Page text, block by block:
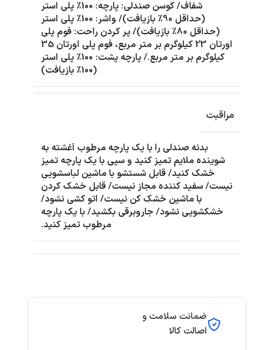
ضمانت سلامت و
اصالت کالا
شفاف/ کوسن صندلی: پارچه: 100٪ پلی استر
(حداقل 90٪ بازیافت)/ واشر: 100٪ پلی استر
(حداقل 80٪ بازیافت)/ پر کردن راحت: فوم پلی
اورتان 23 کیلوگرم بر متر مربع، فوم پلی اورتان 35
کیلوگرم بر متر مربع./ پارچه پشت: 100٪ پلی استر
(100٪ بازیافت)
مراقبت
بدنه صندلی را با یک پارچه مرطوب آغشته به
شوینده ملایم تمیز کنید و سپی با یک پارچه تمیز
خشک کنید/ قابل شستشو با ماشین لباسشویی
نیست/ سفید کننده مجاز نیست/ قابل خشک کردن
با ماشین خشک کن نیست/ اتو کشی نشود/
خشکشویی نشود/ جاروبرقی بکشید/ با یک پارچه
مرطوب تمیز کنید.